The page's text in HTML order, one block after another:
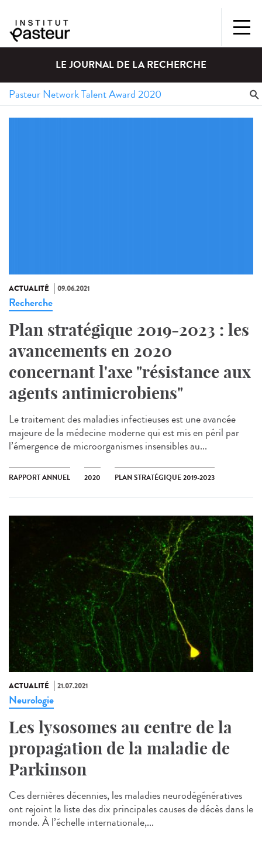
LE JOURNAL DE LA RECHERCHE
ACTUALITÉ 09.06.2021
Recherche
Plan stratégique 2019-2023 : les
avancements en 2020
concernant l'axe "résistance aux
agents antimicrobiens"
Le traitement des maladies infectieuses est une avancée
majeure de la médecine moderne qui est mis en péril par
l’émergence de microorganismes insensibles au...
RAPPORT ANNUEL 2020 PLAN STRATÉGIQUE 2019-2023
ACTUALITÉ 21.07.2021
Neurologie
Les lysosomes au centre de la
propagation de la maladie de
Parkinson
Ces dernières décennies, les maladies neurodégénératives
ont rejoint la liste des dix principales causes de décès dans le
monde. À l’échelle internationale,...